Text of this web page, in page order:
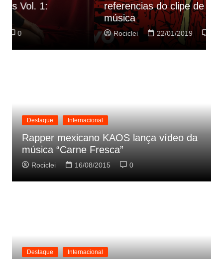
referencias do clipe de sua nova
música
Rociclei 22/01/2019 0
Destaque Internacional
Rapper mexicano KAOS lança vídeo da
música “Carne Fresca”
Rociclei 16/08/2015 0
Destaque Internacional